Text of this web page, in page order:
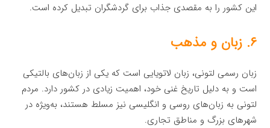
این کشور را به مقصدی جذاب برای گردشگران تبدیل کرده است.
۶. زبان و مذهب
زبان رسمی لتونی، زبان لاتویایی است که یکی از زبان‌های بالتیکی
است و به دلیل تاریخ غنی خود، اهمیت زیادی در کشور دارد. مردم
لتونی به زبان‌های روسی و انگلیسی نیز مسلط هستند، به‌ویژه در
شهرهای بزرگ و مناطق تجاری.